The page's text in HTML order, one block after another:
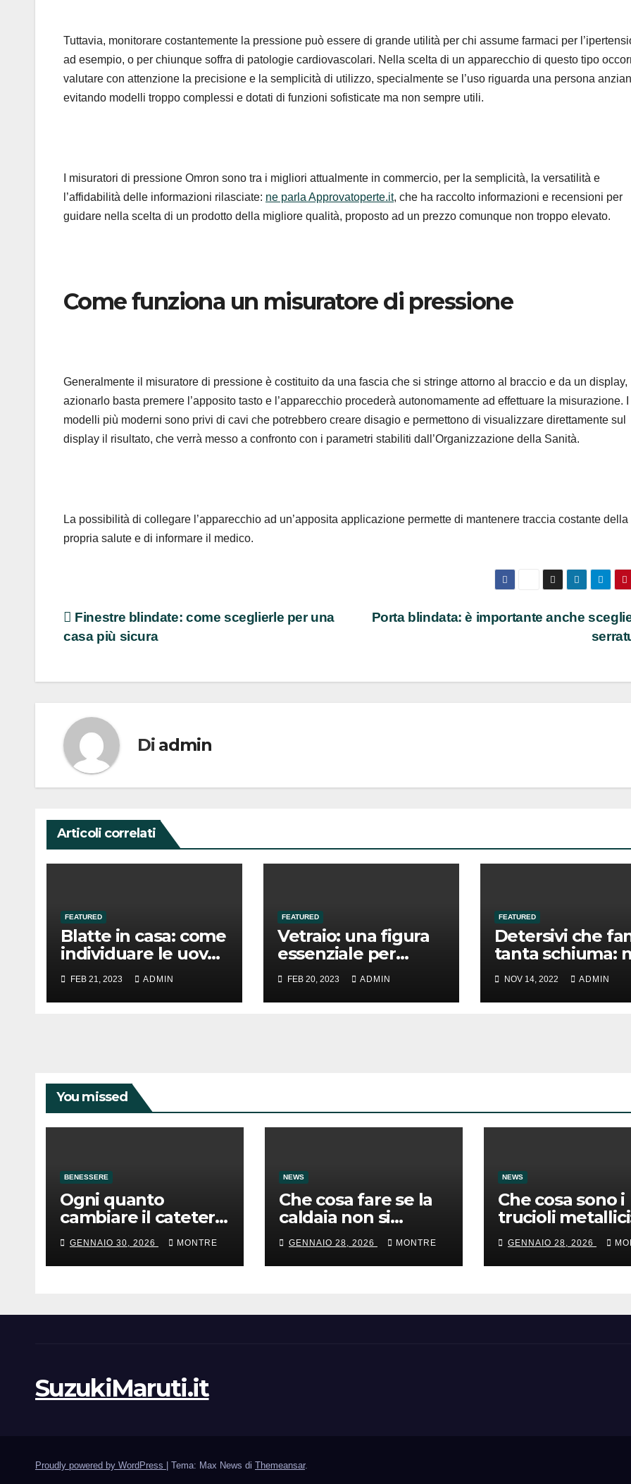
Tuttavia, monitorare costantemente la pressione può essere di grande utilità per chi assume farmaci per
ad esempio, o per chiunque soffra di patologie cardiovascolari. Nella scelta di un apparecchio di questo tipo
valutare con attenzione la precisione e la semplicità di utilizzo, specialmente se l’uso riguarda una persona
evitando modelli troppo complessi e dotati di funzioni sofisticate ma non sempre utili.
I misuratori di pressione Omron sono tra i migliori attualmente in commercio, per la semplicità, la versatilità e
l’affidabilità delle informazioni rilasciate: ne parla Approvatoperte.it, che ha raccolto informazioni e recensioni per
guidare nella scelta di un prodotto della migliore qualità, proposto ad un prezzo comunque non troppo elevato.
Come funziona un misuratore di pressione
Generalmente il misuratore di pressione è costituito da una fascia che si stringe attorno al braccio e da un display,
azionarlo basta premere l’apposito tasto e l’apparecchio procederà autonomamente ad effettuare la misurazione. I
modelli più moderni sono privi di cavi che potrebbero creare disagio e permettono di visualizzare direttamente sul
display il risultato, che verrà messo a confronto con i parametri stabiliti dall’Organizzazione della Sanità.
La possibilità di collegare l’apparecchio ad un’apposita applicazione permette di mantenere traccia costante della
propria salute e di informare il medico.
Navigazione
articoli
Porta blindata: è importante anche
Finestre blindate: come sceglierle per una
casa più sicura
Di admin
Articoli correlati
FEATURED
Blatte in casa: come
individuare le uova
e risolvere il
problema
FEB 21, 2023 ADMIN
FEATURED
Vetraio: una figura
essenziale per
sostituire vetri e
vetrine
FEB 20, 2023 ADMIN
FEATURED
Detersivi che
tanta schiuma:
è vero che
puliscono
NOV 14, 2022 ADMIN
You missed
BENESSERE
Ogni quanto
cambiare il catetere
e uso corretto
GENNAIO 30, 2026 MONTRE
NEWS
Che cosa fare se la
caldaia non si
accende
GENNAIO 28, 2026 MONTRE
NEWS
Che cosa sono i
trucioli
gestione e
GENNAIO 28, 2026
SuzukiMaruti.it
Proudly powered by WordPress Tema: Max News di Themeansar.